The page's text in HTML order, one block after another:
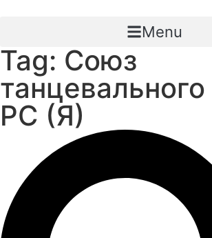
Menu
Tag: Союз
РС (Я)